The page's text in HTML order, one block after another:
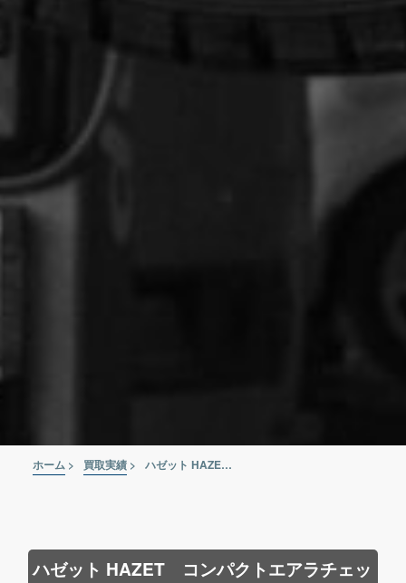
ホーム > 買取実績 > ハゼット HAZET コンパクトエアラチェット
ハゼット HAZET コンパクトエアラチェッ